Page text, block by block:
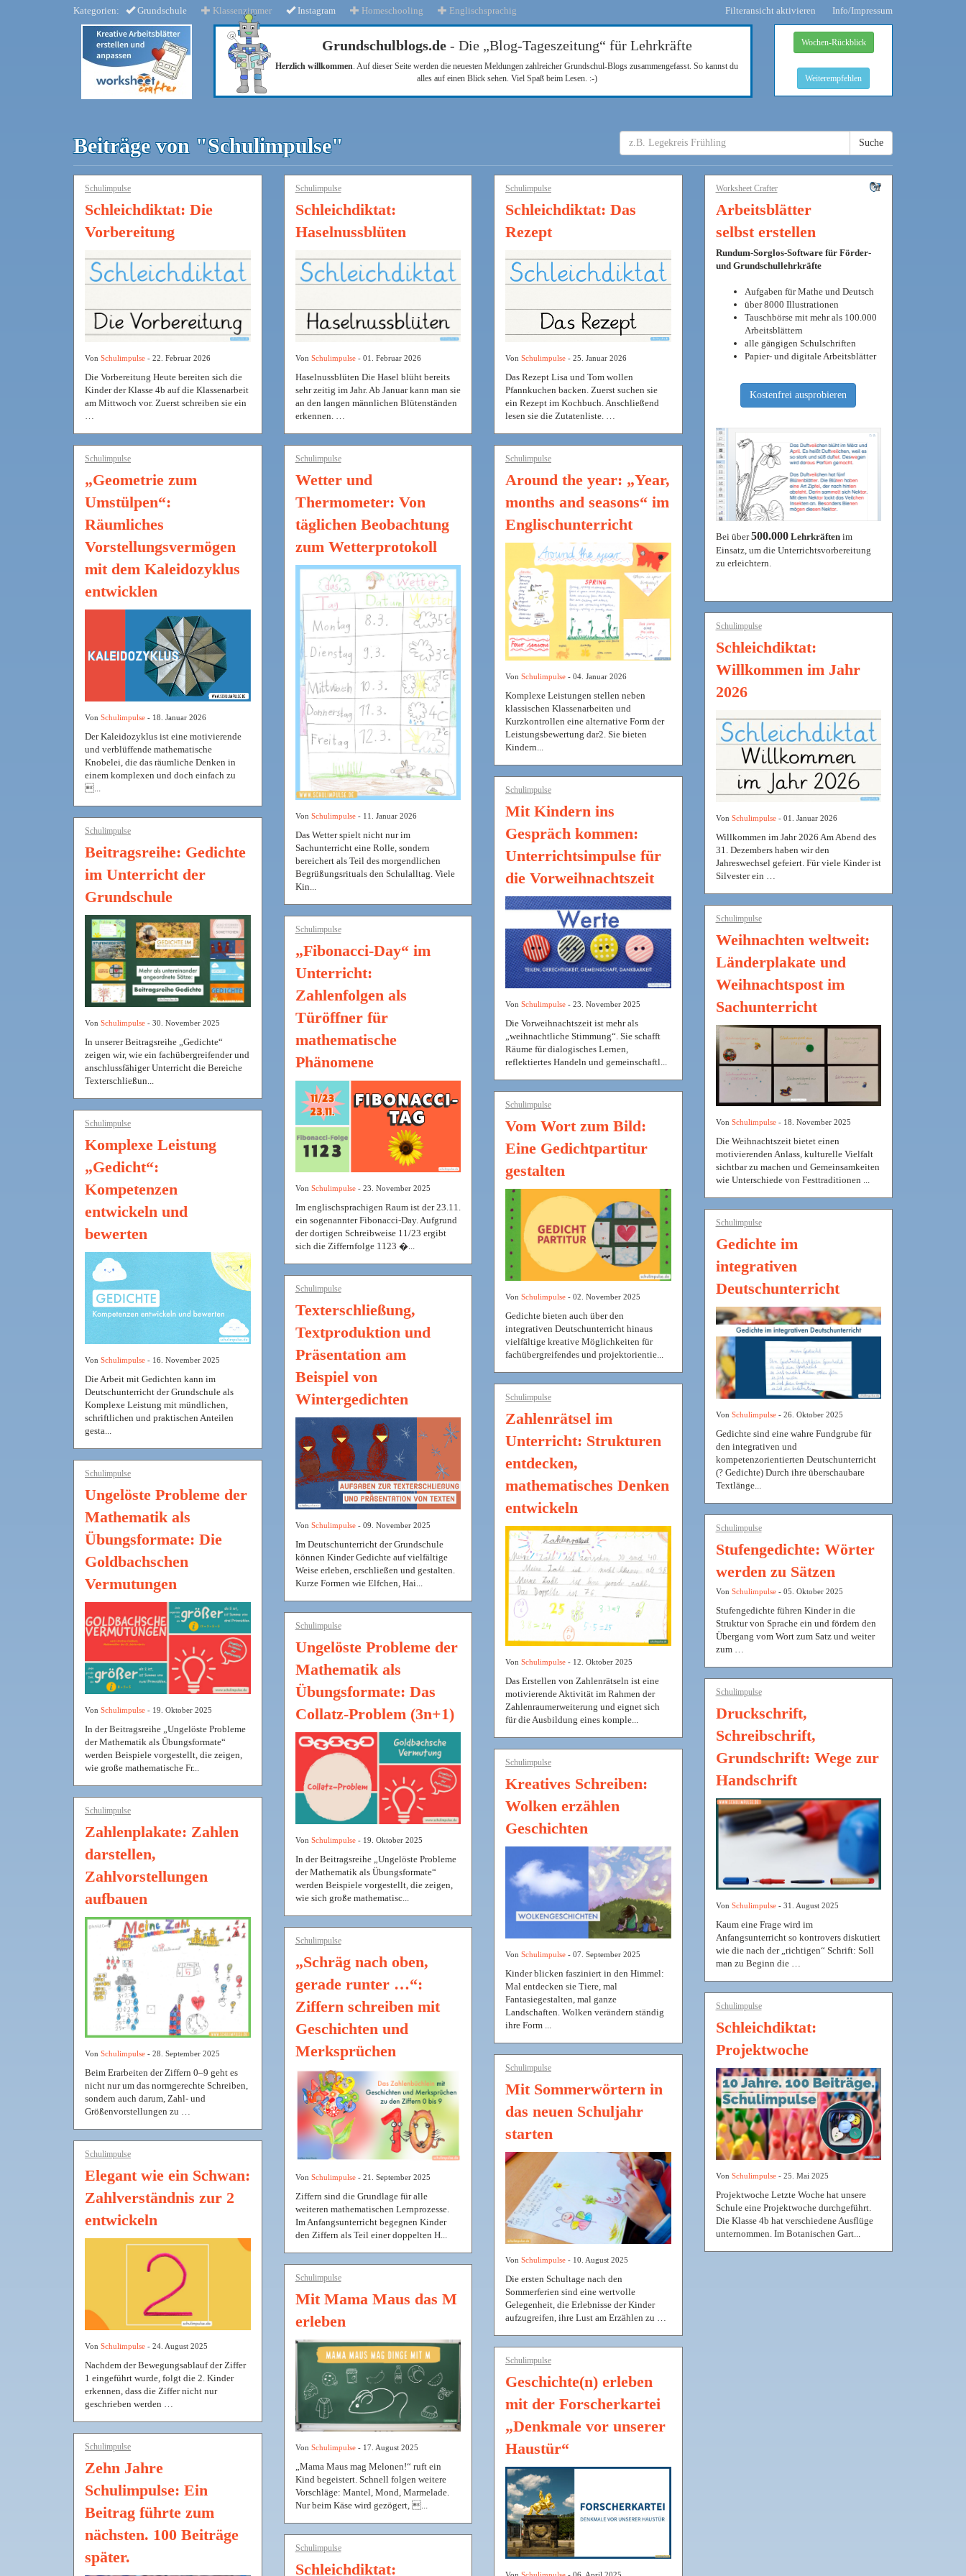
Kategorien: Grundschule Klassenzimmer Instagram Homeschooling Englischsprachig Filteransicht aktivieren Info/Impressum
Grundschulblogs.de- Die „Blog-Tageszeitung“ für Lehrkräfte
Herzlich willkommen. Auf dieser Seite werden die neuesten Meldungen zahlreicher Grundschul-Blogs zusammengefasst. So kannst du
alles auf einen Blick sehen. Viel Spaß beim Lesen. :-)
Wochen-Rückblick
Weiterempfehlen
Suche
Beiträge von "Schulimpulse"
Schulimpulse
Schleichdiktat: Die
Vorbereitung
Von Schulimpulse - 22. Februar 2026
Die Vorbereitung Heute bereiten sich die
Kinder der Klasse 4b auf die Klassenarbeit
am Mittwoch vor. Zuerst schreiben sie ein
Schulimpulse
„Geometrie zum
Umstülpen“:
Räumliches
Vorstellungsvermögen
mit dem Kaleidozyklus
entwicklen
Von Schulimpulse - 18. Januar 2026
Der Kaleidozyklus ist eine motivierende
und verblüffende mathematische
Knobelei, die das räumliche Denken in
einem komplexen und doch einfach zu
...
Schulimpulse
Beitragsreihe: Gedichte
im Unterricht der
Grundschule
Von Schulimpulse - 30. November 2025
In unserer Beitragsreihe „Gedichte“
zeigen wir, wie ein fachübergreifender und
anschlussfähiger Unterricht die Bereiche
Texterschließun...
Schulimpulse
Komplexe Leistung
„Gedicht“:
Kompetenzen
entwickeln und
bewerten
Von Schulimpulse - 16. November 2025
Die Arbeit mit Gedichten kann im
Deutschunterricht der Grundschule als
Komplexe Leistung mit mündlichen,
schriftlichen und praktischen Anteilen
gesta...
Schulimpulse
Ungelöste Probleme der
Mathematik als
Übungsformate: Die
Goldbachschen
Vermutungen
Von Schulimpulse - 19. Oktober 2025
In der Beitragsreihe „Ungelöste Probleme
der Mathematik als Übungsformate“
werden Beispiele vorgestellt, die zeigen,
wie große mathematische Fr...
Schulimpulse
Zahlenplakate: Zahlen
darstellen,
Zahlvorstellungen
aufbauen
Von Schulimpulse - 28. September 2025
Beim Erarbeiten der Ziffern 0–9 geht es
nicht nur um das normgerechte Schreiben,
sondern auch darum, Zahl- und
Größenvorstellungen zu …
Schulimpulse
Elegant wie ein Schwan:
Zahlverständnis zur 2
entwickeln
Von Schulimpulse - 24. August 2025
Nachdem der Bewegungsablauf der Ziffer
1 eingeführt wurde, folgt die 2. Kinder
erkennen, dass die Ziffer nicht nur
geschrieben werden …
Schulimpulse
Zehn Jahre
Schulimpulse: Ein
Beitrag führte zum
nächsten. 100 Beiträge
später.
Schulimpulse
Schleichdiktat:
Haselnussblüten
Von Schulimpulse- 01. Februar 2026
Haselnussblüten Die Hasel blüht bereits
sehr zeitig im Jahr. Ab Januar kann man sie
an den langen männlichen Blütenständen
erkennen. …
Schulimpulse
Wetter und
Thermometer: Von
täglichen Beobachtung
zum Wetterprotokoll
Von Schulimpulse- 11. Januar 2026
Das Wetter spielt nicht nur im
Sachunterricht eine Rolle, sondern
bereichert als Teil des morgendlichen
Begrüßungsrituals den Schulalltag. Viele
Kin...
Schulimpulse
„Fibonacci-Day“ im
Unterricht:
Zahlenfolgen als
Türöffner für
mathematische
Phänomene
Von Schulimpulse- 23. November 2025
Im englischsprachigen Raum ist der 23.11.
ein sogenannter Fibonacci-Day. Aufgrund
der dortigen Schreibweise 11/23 ergibt
sich die Ziffernfolge 1123 �...
Schulimpulse
Texterschließung,
Textproduktion und
Präsentation am
Beispiel von
Wintergedichten
Von Schulimpulse- 09. November 2025
Im Deutschunterricht der Grundschule
können Kinder Gedichte auf vielfältige
Weise erleben, erschließen und gestalten.
Kurze Formen wie Elfchen, Hai...
Schulimpulse
Ungelöste Probleme der
Mathematik als
Übungsformate: Das
Collatz-Problem (3n+1)
Von Schulimpulse- 19. Oktober 2025
In der Beitragsreihe „Ungelöste Probleme
der Mathematik als Übungsformate“
werden Beispiele vorgestellt, die zeigen,
wie sich große mathematisc...
Schulimpulse
„Schräg nach oben,
gerade runter …“:
Ziffern schreiben mit
Geschichten und
Merksprüchen
Von Schulimpulse- 21. September 2025
Ziffern sind die Grundlage für alle
weiteren mathematischen Lernprozesse.
Im Anfangsunterricht begegnen Kinder
den Ziffern als Teil einer doppelten H...
Schulimpulse
Mit Mama Maus das M
erleben
Von Schulimpulse- 17. August 2025
„Mama Maus mag Melonen!“ ruft ein
Kind begeistert. Schnell folgen weitere
Vorschläge: Mantel, Mond, Marmelade.
Nur beim Käse wird gezögert, ...
Schulimpulse
Schleichdiktat:
Schulimpulse
Schleichdiktat: Das
Rezept
Von Schulimpulse - 25. Januar 2026
Das Rezept Lisa und Tom wollen
Pfannkuchen backen. Zuerst suchen sie
ein Rezept im Kochbuch. Anschließend
lesen sie die Zutatenliste. …
Schulimpulse
Around the year: „Year,
months and seasons“ im
Englischunterricht
Von Schulimpulse - 04. Januar 2026
Komplexe Leistungen stellen neben
klassischen Klassenarbeiten und
Kurzkontrollen eine alternative Form der
Leistungsbewertung dar2. Sie bieten
Kindern...
Schulimpulse
Mit Kindern ins
Gespräch kommen:
Unterrichtsimpulse für
die Vorweihnachtszeit
Von Schulimpulse - 23. November 2025
Die Vorweihnachtszeit ist mehr als
„weihnachtliche Stimmung“. Sie schafft
Räume für dialogisches Lernen,
reflektiertes Handeln und gemeinschaftl...
Schulimpulse
Vom Wort zum Bild:
Eine Gedichtpartitur
gestalten
Von Schulimpulse - 02. November 2025
Gedichte bieten auch über den
integrativen Deutschunterricht hinaus
vielfältige kreative Möglichkeiten für
fachübergreifendes und projektorientie...
Schulimpulse
Zahlenrätsel im
Unterricht: Strukturen
entdecken,
mathematisches Denken
entwickeln
Von Schulimpulse - 12. Oktober 2025
Das Erstellen von Zahlenrätseln ist eine
motivierende Aktivität im Rahmen der
Zahlenraumerweiterung und eignet sich
für die Ausbildung eines komple...
Schulimpulse
Kreatives Schreiben:
Wolken erzählen
Geschichten
Von Schulimpulse - 07. September 2025
Kinder blicken fasziniert in den Himmel:
Mal entdecken sie Tiere, mal
Fantasiegestalten, mal ganze
Landschaften. Wolken verändern ständig
ihre Form ...
Schulimpulse
Mit Sommerwörtern in
das neuen Schuljahr
starten
Von Schulimpulse - 10. August 2025
Die ersten Schultage nach den
Sommerferien sind eine wertvolle
Gelegenheit, die Erlebnisse der Kinder
aufzugreifen, ihre Lust am Erzählen zu …
Schulimpulse
Geschichte(n) erleben
mit der Forscherkartei
„Denkmale vor unserer
Haustür“
Worksheet Crafter
Arbeitsblätter
selbst erstellen
Rundum-Sorglos-Software für Förder-
und Grundschullehrkräfte
Aufgaben für Mathe und Deutsch
über 8000 Illustrationen
Tauschbörse mit mehr als 100.000
Arbeitsblättern
alle gängigen Schulschriften
Papier- und digitale Arbeitsblätter
Kostenfrei ausprobieren
Bei über500.000Lehrkräftenim
Einsatz, um die Unterrichtsvorbereitung
zu erleichtern.
Schulimpulse
Schleichdiktat:
Willkommen im Jahr
2026
Von Schulimpulse- 01. Januar 2026
Willkommen im Jahr 2026 Am Abend des
31. Dezembers haben wir den
Jahreswechsel gefeiert. Für viele Kinder ist
Silvester ein …
Schulimpulse
Weihnachten weltweit:
Länderplakate und
Weihnachtspost im
Sachunterricht
Von Schulimpulse- 18. November 2025
Die Weihnachtszeit bietet einen
motivierenden Anlass, kulturelle Vielfalt
sichtbar zu machen und Gemeinsamkeiten
wie Unterschiede von Festtraditionen ...
Schulimpulse
Gedichte im
integrativen
Deutschunterricht
Von Schulimpulse- 26. Oktober 2025
Gedichte sind eine wahre Fundgrube für
den integrativen und
kompetenzorientierten Deutschunterricht
(? Gedichte) Durch ihre überschaubare
Textlänge...
Schulimpulse
Stufengedichte: Wörter
werden zu Sätzen
Von Schulimpulse- 05. Oktober 2025
Stufengedichte führen Kinder in die
Struktur von Sprache ein und fördern den
Übergang vom Wort zum Satz und weiter
zum …
Schulimpulse
Druckschrift,
Schreibschrift,
Grundschrift: Wege zur
Handschrift
Von Schulimpulse- 31. August 2025
Kaum eine Frage wird im
Anfangsunterricht so kontrovers diskutiert
wie die nach der „richtigen“ Schrift: Soll
man zu Beginn die …
Schulimpulse
Schleichdiktat:
Projektwoche
Von Schulimpulse- 25. Mai 2025
Projektwoche Letzte Woche hat unsere
Schule eine Projektwoche durchgeführt.
Die Klasse 4b hat verschiedene Ausflüge
unternommen. Im Botanischen Gart...